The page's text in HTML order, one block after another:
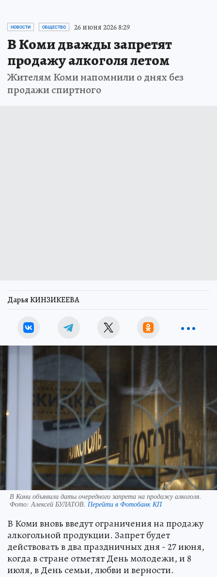
НОВОСТИ ОБЩЕСТВО 26 июня 2026 8:29
В Коми дважды запретят
продажу алкоголя летом
Жителям Коми напомнили о днях без
продажи спиртного
Дарья КИНЗИКЕЕВА
В Коми объявили даты очередного запрета на продажу алкоголя.
Фото:Алексей БУЛАТОВ. Перейти в Фотобанк КП
В Коми вновь введут ограничения на продажу
алкогольной продукции. Запрет будет
действовать в два праздничных дня - 27 июня,
когда в стране отметят День молодежи, и 8
июля, в День семьи, любви и верности.